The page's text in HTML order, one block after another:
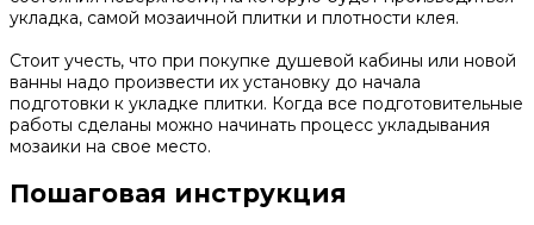
укладка, самой мозаичной плитки и плотности клея.
Стоит учесть, что при покупке душевой кабины или новой
ванны надо произвести их установку до начала
подготовки к укладке плитки. Когда все подготовительные
работы сделаны можно начинать процесс укладывания
мозаики на свое место.
Пошаговая инструкция